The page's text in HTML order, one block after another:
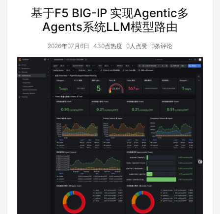
基于F5 BIG-IP 实现Agentic多
Agents系统LLM模型路由
2026年07月6日 430点热度 0人点赞 0条评论